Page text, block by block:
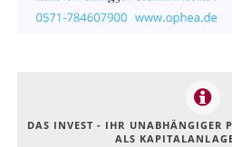
DAS INVEST - IHR UNABHÄNGIGER
ALS